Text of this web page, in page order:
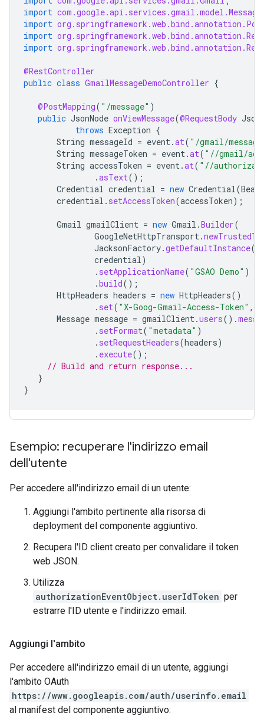
import com.google.api.services.gmail.model.Message
import
import
import
@RestController
public class GmailMessageDemoController {
@PostMapping( "/message" )
public JsonNode onViewMessage(@RequestBody
throws Exception {
String messageId = event.at( "/gmail/
String messageToken = event.at( "//gmail/
String accessToken = event.at( "//
.asText();
Credential credential = new Credential(
credential . setAccessToken(accessToken);
Gmail gmailClient = new Gmail .Builder(
GoogleNetHttpTransport.
JacksonFactory.getDefaultInstance
credential)
. setApplicationName( "GSAO Demo" )
.build();
HttpHeaders headers = new HttpHeaders()
. set( "X-Goog-Gmail-Access-Token" ,
Message message = gmailClient.users().
. setFormat( "metadata" )
. setRequestHeaders(headers)
. execute();
// Build and return response...
}
}
Esempio: recuperare l'indirizzo email
dell'utente
Per accedere all'indirizzo email di un utente:
Aggiungi l'ambito pertinente alla risorsa di
deployment del componente aggiuntivo.
Recupera l'ID client creato per convalidare il token
web JSON.
Utilizza
authorizationEventObject.userIdToken per
estrarre l'ID utente e l'indirizzo email.
Aggiungi l'ambito
Per accedere all'indirizzo email di un utente, aggiungi
l'ambito OAuth
https://www.googleapis.com/auth/userinfo.email
al manifest del componente aggiuntivo: